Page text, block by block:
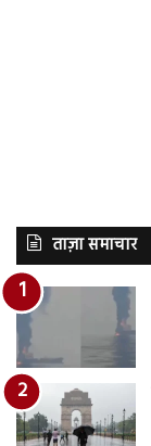
ताज़ा समाचार